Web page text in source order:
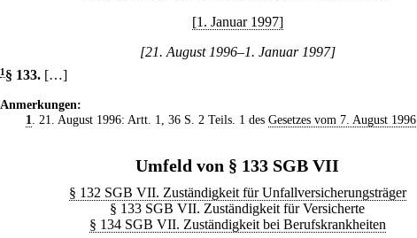
[1. Januar 1997]
[21. August 1996–1. Januar 1997]
1 § 133. […]
Anmerkungen:
1
. 21. August 1996: Artt. 1, 36 S. 2 Teils. 1 des Gesetzes vom 7. August 1996.
Umfeld von § 133 SGB VII
§ 132 SGB VII. Zuständigkeit für Unfallversicherungsträger
§ 133 SGB VII. Zuständigkeit für Versicherte
§ 134 SGB VII. Zuständigkeit bei Berufskrankheiten